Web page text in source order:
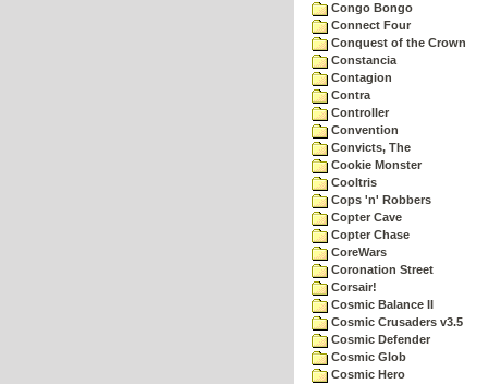
Congo Bongo
Connect Four
Conquest of the Crown
Constancia
Contagion
Contra
Controller
Convention
Convicts, The
Cookie Monster
Cooltris
Cops 'n' Robbers
Copter Cave
Copter Chase
CoreWars
Coronation Street
Corsair!
Cosmic Balance II
Cosmic Crusaders v3.5
Cosmic Defender
Cosmic Glob
Cosmic Hero